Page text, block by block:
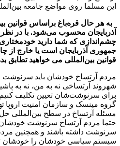
این مسلما روی مواضع جامعه
به هر حال قره‌باغ براساس قوانین
آذربایجان محسوب می‌شود. با در
چشم‌اندازی که شما دارید
جمهوری آذربایجان است یا خارج از
قوانین بین‌المللی می خواهید تطابق
مردم آرتساخ خودشان باید سرنوشت
شهروند آرتساخی نه به من، نه به
برای سرنوشت‌شان تعیین تکلیف
گروه مینسک و سازمان امنیت اروپا
مسئله آرتساخ در سطح بین‌المللی
حتما مردم آرتساخ سرنوشت خودشان
سرنوشت داشته باشند و همچنین
سیستم سیاسی خودشان را خودشان